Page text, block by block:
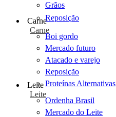
Grãos
Reposição
Carne
Carne
Boi gordo
Mercado futuro
Atacado e varejo
Reposição
Proteínas Alternativas
Leite
Leite
Ordenha Brasil
Mercado do Leite